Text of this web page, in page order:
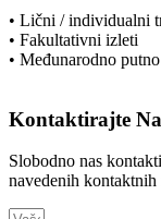
• Lični / individualni
• Fakultativni izleti
• Međunarodno
Kontaktirajte
Slobodno nas
navedenih